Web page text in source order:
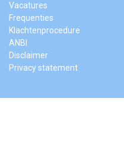
Vacatures
Frequenties
Klachtenprocedure
ANBI
Disclaimer
Privacy statement